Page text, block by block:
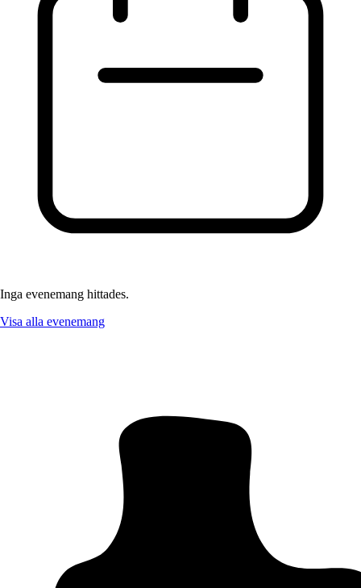
Inga evenemang hittades.
Visa alla evenemang